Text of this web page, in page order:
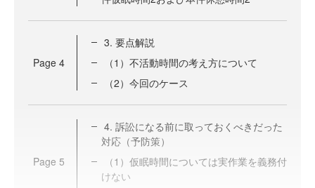
Page 4
3. 要点解説
（1）不活動時間の考え方について
（2）今回のケース
Page 5
4. 訴訟になる前に取っておくべきだった
対応（予防策）
（1）仮眠時間については実作業を義務付
けない